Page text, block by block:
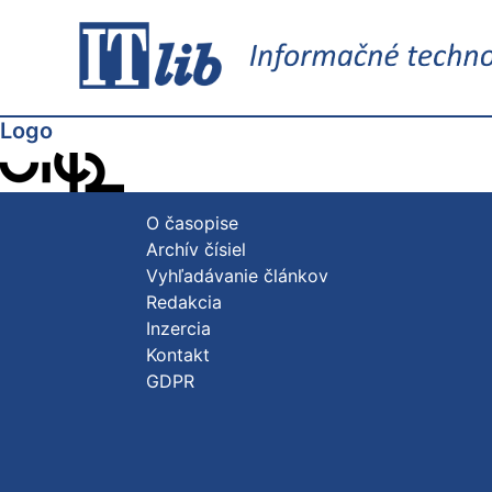
Logo
O časopise
Archív čísiel
Vyhľadávanie článkov
Redakcia
Inzercia
Kontakt
GDPR